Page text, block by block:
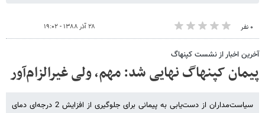
۰ نفر ۲۸ آذر ۱۳۸۸ - ۱۹:۰۲
آخرین اخبار از نشست کپنهاگ
پیمان کپنهاگ نهایی شد: مهم، ولی غیرالزام‌آور
سیاست‌مداران از دست‌یابی به پیمانی برای جلوگیری از افزایش 2 درجه‌ای دمای